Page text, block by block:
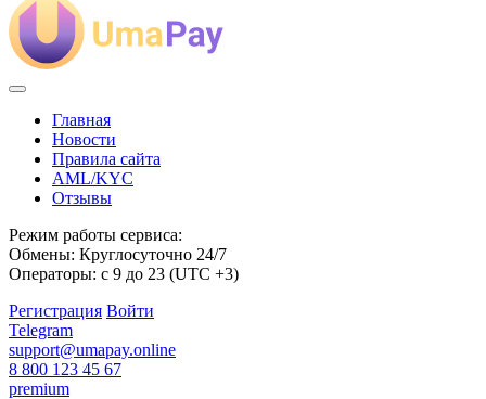
Главная
Новости
Правила сайта
AML/KYC
Отзывы
Режим работы сервиса:
Обмены: Круглосуточно 24/7
Операторы: с 9 до 23 (UTC +3)
Регистрация Войти
Telegram
support@umapay.online
8 800 123 45 67
premium